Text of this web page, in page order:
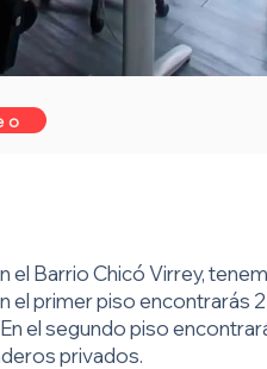
Barrio Chicó Virrey,
el primer piso encontrarás
el segundo piso
privados.